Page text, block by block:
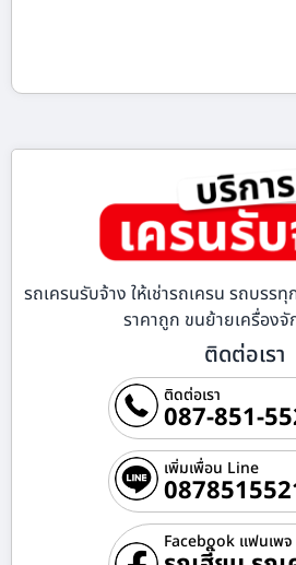
รถเครนรับจ้าง ให้เช่ารถเครน รถบรร
ราคาถูก ขนย้ายเครื่อง
ติดต่อเรา
ติดต่อเรา
087-851-
เพิ่มเพื่อน Line
Facebook แฟนเพจ